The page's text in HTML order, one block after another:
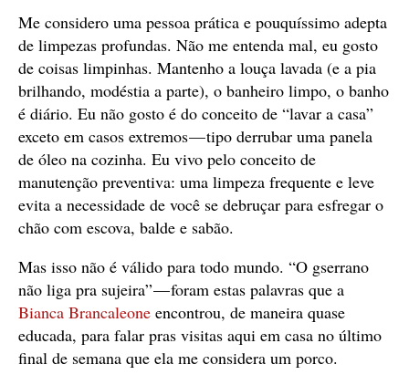
Me considero uma pessoa prática e pouquíssimo adepta
de limpezas profundas. Não me entenda mal, eu gosto
de coisas limpinhas. Mantenho a louça lavada (e a pia
brilhando, modéstia a parte), o banheiro limpo, o banho
é diário. Eu não gosto é do conceito de “lavar a casa”
exceto em casos extremos — tipo derrubar uma panela
de óleo na cozinha. Eu vivo pelo conceito de
manutenção preventiva: uma limpeza frequente e leve
evita a necessidade de você se debruçar para esfregar o
chão com escova, balde e sabão.
Mas isso não é válido para todo mundo. “O gserrano
não liga pra sujeira” — foram estas palavras que a
Bianca Brancaleone encontrou, de maneira quase
educada, para falar pras visitas aqui em casa no último
final de semana que ela me considera um porco.